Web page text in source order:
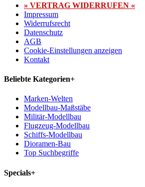
» VERTRAG WIDERRUFEN «
Impressum
Widerrufsrecht
Datenschutz
AGB
Cookie-Einstellungen anzeigen
Kontakt
Beliebte Kategorien+
Marken-Welten
Modellbau-Maßstäbe
Militär-Modellbau
Flugzeug-Modellbau
Schiffs-Modellbau
Dioramen-Bau
Top Suchbegriffe
Specials+